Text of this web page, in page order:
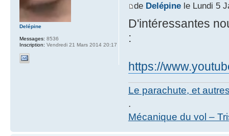
de Delépinele Lundi 5
D'intéressantes
:
https://
Le parachute, et
.
Mécanique du vol –
Delépine
Messages: 8536
Inscription: Vendredi 21 Mars 2014 20:17